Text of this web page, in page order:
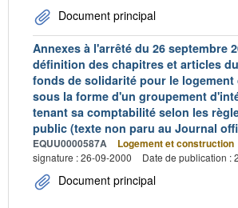
Document principal
Annexes à l'arrêté du 26 septembre
définition des chapitres et articles
fonds de solidarité pour le
sous la forme d'un groupement
tenant sa comptabilité selon les
public (texte non paru au Journal
EQUU0000587A Logement et construction
signature : 26-09-2000
Date de publication :
Document principal